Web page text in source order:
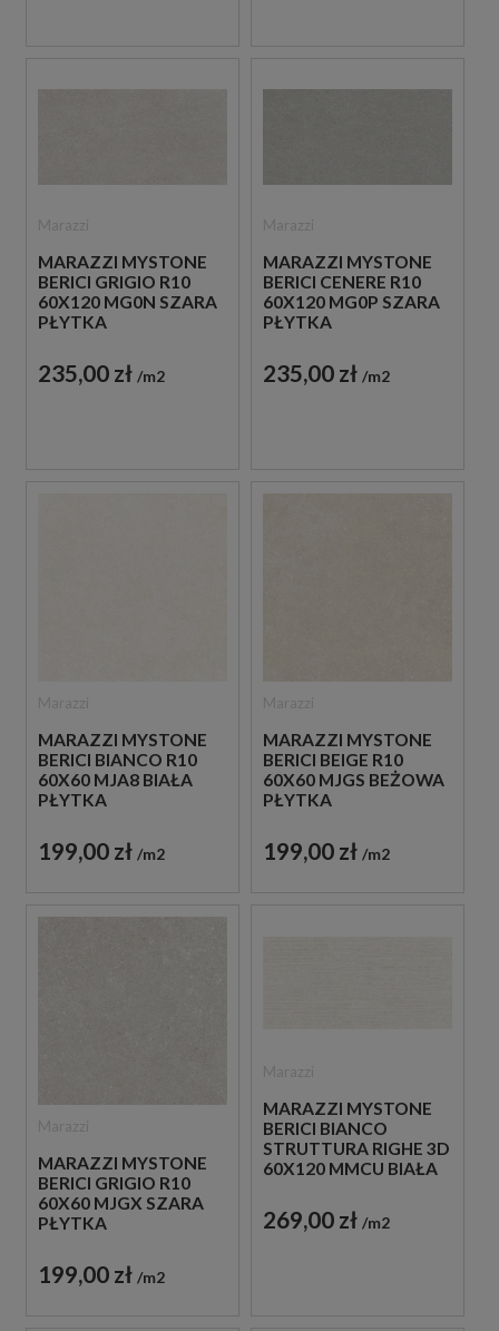
MARAZZI MYSTONE
BERICI GRIGIO R10
60X120 MG0N SZARA
PŁYTKA
IMITUJĄCA KAMIEŃ
235,00 zł m2
MARAZZI MYSTONE
BERICI CENERE R10
60X120 MG0P SZARA
PŁYTKA
IMITUJĄCA KAMIEŃ
235,00 zł m2
MARAZZI MYSTONE
BERICI BIANCO R10
60X60 MJA8 BIAŁA
PŁYTKA
IMITUJĄCA KAMIEŃ
199,00 zł m2
MARAZZI MYSTONE
BERICI BEIGE R10
60X60 MJGS BEŻOWA
PŁYTKA
IMITUJĄCA KAMIEŃ
199,00 zł m2
MARAZZI MYSTONE
BERICI GRIGIO R10
60X60 MJGX SZARA
PŁYTKA
IMITUJĄCA KAMIEŃ
199,00 zł m2
MARAZZI MYSTONE
BERICI BIANCO
STRUTTURA RIGHE 3D
60X120 MMCU BIAŁA
STRUKTURALNA
IMITUJĄCA KAMIEŃ
269,00 zł m2